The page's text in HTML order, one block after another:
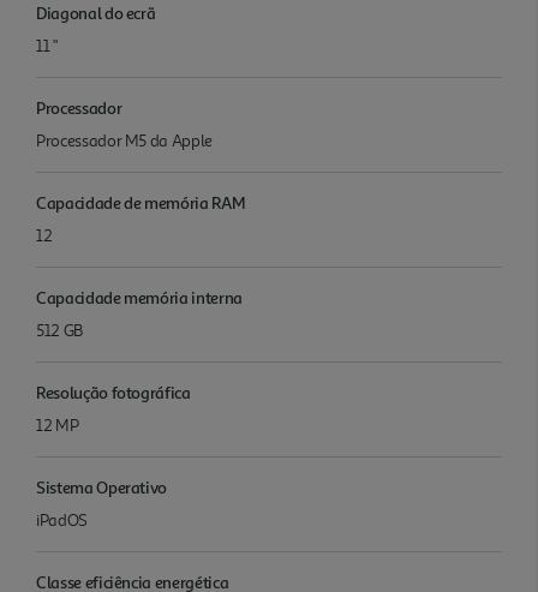
Diagonal do ecrã
11 "
Processador
Processador M5 da Apple
Capacidade de memória RAM
12
Capacidade memória interna
512 GB
Resolução fotográfica
12 MP
Sistema Operativo
iPadOS
Classe eficiência energética